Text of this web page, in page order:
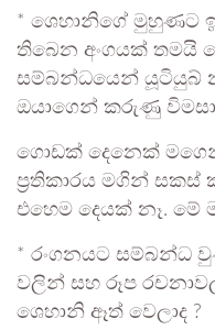
* ශෙහානිගේ මුහුණට
තිබෙන අංගයක් තමයි
සම්බන්ධයෙන් යූටියුබ්
ඔයාගෙන් කරුණු විමසා
ගොඩක් දෙනෙක්
ප්‍රතිකාරය මගින් සකස්
එහෙම දෙයක් නෑ. මේ
* රංගනයට සම්බන්ධ
වලින් සහ රූප
ශෙහානි ඈත් වෙලාද ?